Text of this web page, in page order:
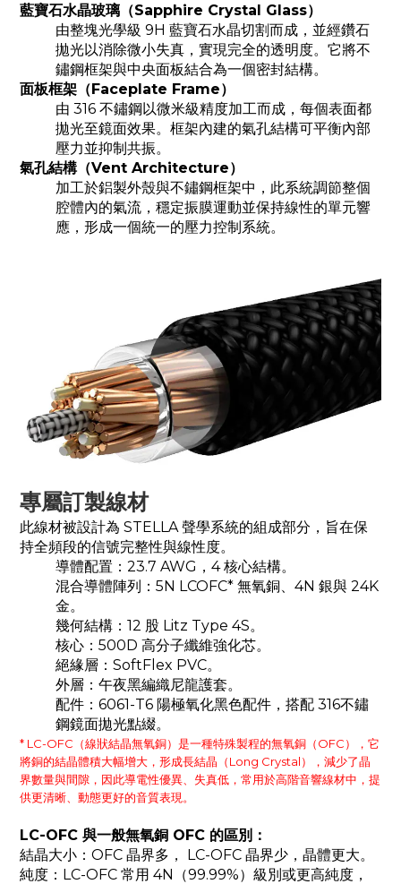
藍寶石水晶玻璃 （Sapphire Crystal Glass）
由整塊光學級 9H 藍寶石水晶切割而成，並經鑽石
拋光以消除微小失真，實現完全的透明度。它將不
鏽鋼框架與中央面板結合為一個密封結構。
面板框架 （Faceplate Frame）
由 316 不鏽鋼以微米級精度加工而成，每個表面都
拋光至鏡面效果。框架內建的氣孔結構可平衡內部
壓力並抑制共振。
氣孔結構（Vent Architecture）
加工於鋁製外殼與不鏽鋼框架中，此系統調節整個
腔體內的氣流，穩定振膜運動並保持線性的單元響
應，形成一個統一的壓力控制系統。
專屬訂製線材
此線材被設計為 STELLA 聲學系統的組成部分，旨在保
持全頻段的信號完整性與線性度。
導體配置：23.7 AWG，4 核心結構。
混合導體陣列：5N LCOFC* 無氧銅、4N 銀與 24K
金。
幾何結構：12 股 Litz Type 4S。
核心：500D 高分子纖維強化芯。
絕緣層：SoftFlex PVC。
外層：午夜黑編織尼龍護套。
配件：6061-T6 陽極氧化黑色配件，搭配 316不鏽
鋼鏡面拋光點綴。
* LC-OFC（線狀結晶無氧銅）是一種特殊製程的無氧銅（OFC），它
將銅的結晶體積大幅增大，形成長結晶（Long Crystal），減少了晶
界數量與間隙，因此導電性優異、失真低，常用於高階音響線材中，提
供更清晰、動態更好的音質表現。
LC-OFC 與一般無氧銅 OFC 的區別：
結晶大小：OFC 晶界多， LC-OFC 晶界少，晶體更大。
純度：LC-OFC 常用 4N（99.99%）級別或更高純度，